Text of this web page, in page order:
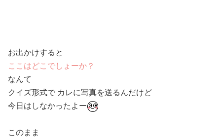
お出かけすると
ここはどこでしょーか？
なんて
クイズ形式で カレに写真を送るんだけど
今日はしなかったよー
このまま